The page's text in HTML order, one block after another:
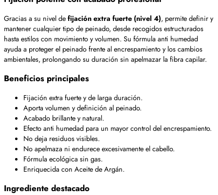
Gracias a su nivel defijación extra fuerte (nivel 4), permite definir y
mantener cualquier tipo de peinado, desde recogidos estructurados
hasta estilos con movimiento y volumen. Su fórmula anti humedad
ayuda a proteger el peinado frente al encrespamiento y los cambios
ambientales, prolongando su duración sin apelmazar la fibra capilar.
Beneficios principales
Fijación extra fuerte y de larga duración.
Aporta volumen y definición al peinado.
Acabado brillante y natural.
Efecto anti humedad para un mayor control del encrespamiento.
No deja residuos visibles.
No apelmaza ni endurece excesivamente el cabello.
Fórmula ecológica sin gas.
Enriquecida con Aceite de Argán.
Ingrediente destacado